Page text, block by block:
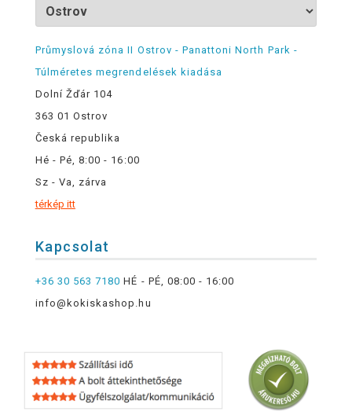
Průmyslová zóna II Ostrov - Panattoni North Park -
Túlméretes megrendelések kiadása
Dolní Žďár 104
363 01 Ostrov
Česká republika
Hé - Pé, 8:00 - 16:00
Sz - Va, zárva
térkép itt
Kapcsolat
+36 30 563 7180 HÉ - PÉ, 08:00 - 16:00
info@kokiskashop.hu